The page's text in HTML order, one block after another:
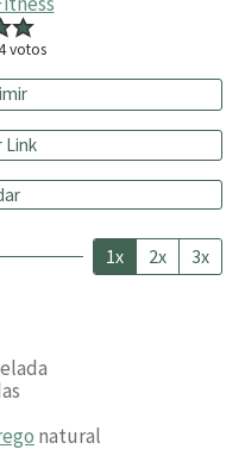
votos
Link
1x 2x 3x
natural